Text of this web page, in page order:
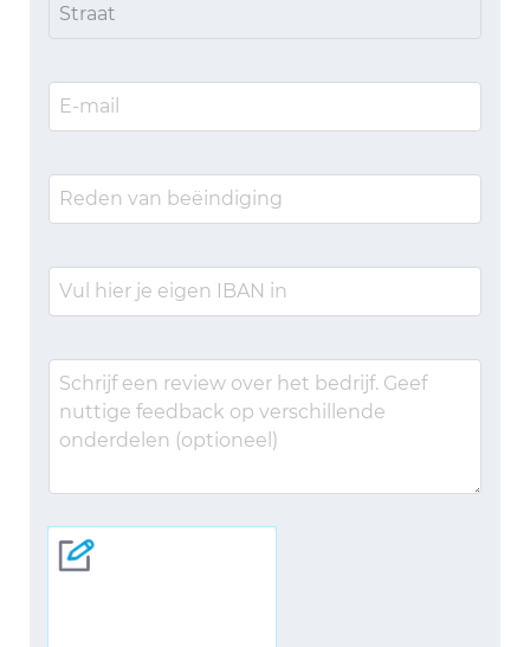
Straat